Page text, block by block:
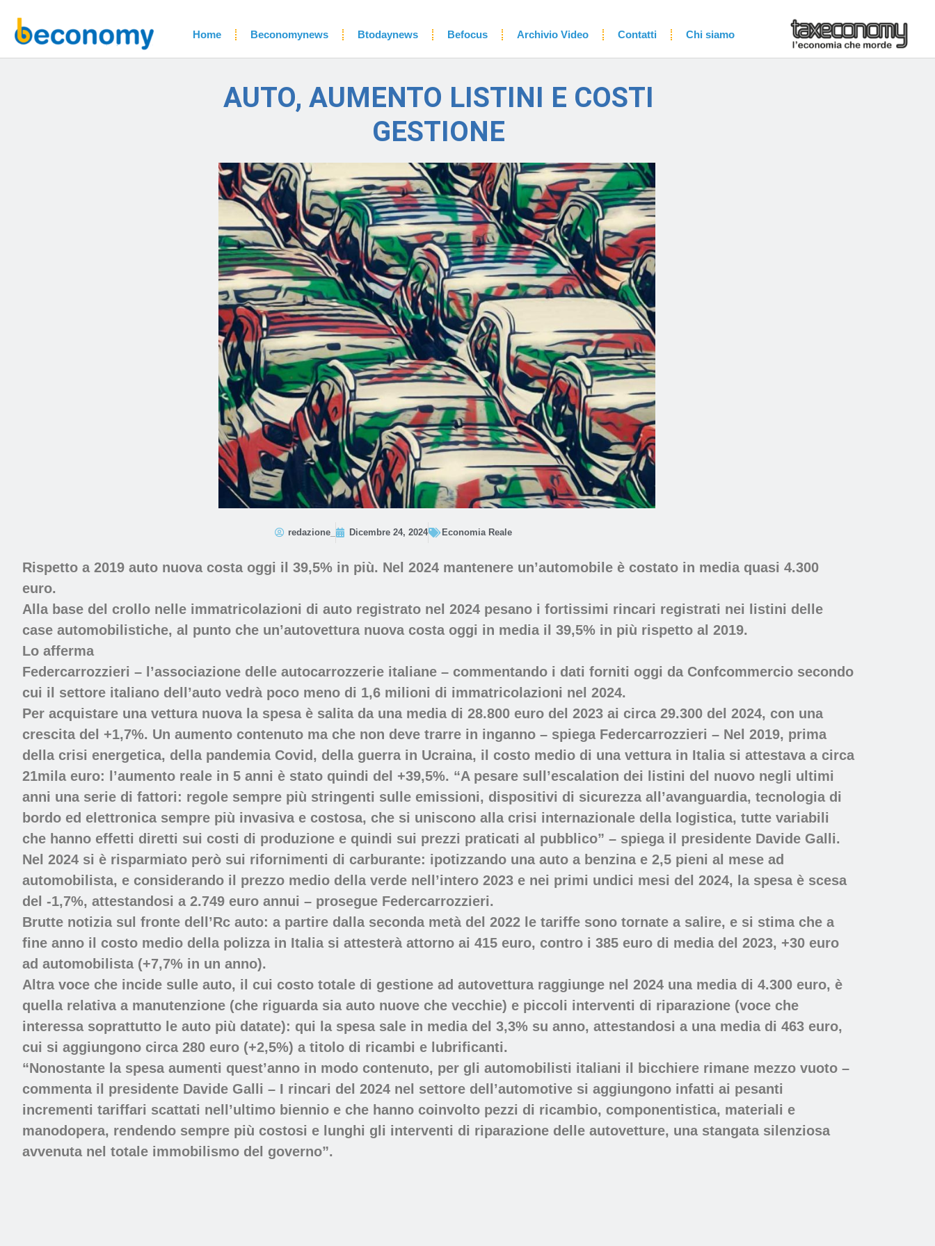
Home Beconomynews Btodaynews Befocus Archivio Video Contatti Chi siamo
AUTO, AUMENTO LISTINI E COSTI
GESTIONE
redazione_ Dicembre 24, 2024 Economia Reale
Rispetto a 2019 auto nuova costa oggi il 39,5% in più. Nel 2024 mantenere un’automobile è costato in media quasi 4.300
euro.
Alla base del crollo nelle immatricolazioni di auto registrato nel 2024 pesano i fortissimi rincari registrati nei listini delle
case automobilistiche, al punto che un’autovettura nuova costa oggi in media il 39,5% in più rispetto al 2019.
Lo afferma
Federcarrozzieri – l’associazione delle autocarrozzerie italiane – commentando i dati forniti oggi da Confcommercio secondo
cui il settore italiano dell’auto vedrà poco meno di 1,6 milioni di immatricolazioni nel 2024.
Per acquistare una vettura nuova la spesa è salita da una media di 28.800 euro del 2023 ai circa 29.300 del 2024, con una
crescita del +1,7%. Un aumento contenuto ma che non deve trarre in inganno – spiega Federcarrozzieri – Nel 2019, prima
della crisi energetica, della pandemia Covid, della guerra in Ucraina, il costo medio di una vettura in Italia si attestava a circa
21mila euro: l’aumento reale in 5 anni è stato quindi del +39,5%. “A pesare sull’escalation dei listini del nuovo negli ultimi
anni una serie di fattori: regole sempre più stringenti sulle emissioni, dispositivi di sicurezza all’avanguardia, tecnologia di
bordo ed elettronica sempre più invasiva e costosa, che si uniscono alla crisi internazionale della logistica, tutte variabili
che hanno effetti diretti sui costi di produzione e quindi sui prezzi praticati al pubblico” – spiega il presidente Davide Galli.
Nel 2024 si è risparmiato però sui rifornimenti di carburante: ipotizzando una auto a benzina e 2,5 pieni al mese ad
automobilista, e considerando il prezzo medio della verde nell’intero 2023 e nei primi undici mesi del 2024, la spesa è scesa
del -1,7%, attestandosi a 2.749 euro annui – prosegue Federcarrozzieri.
Brutte notizia sul fronte dell’Rc auto: a partire dalla seconda metà del 2022 le tariffe sono tornate a salire, e si stima che a
fine anno il costo medio della polizza in Italia si attesterà attorno ai 415 euro, contro i 385 euro di media del 2023, +30 euro
ad automobilista (+7,7% in un anno).
Altra voce che incide sulle auto, il cui costo totale di gestione ad autovettura raggiunge nel 2024 una media di 4.300 euro, è
quella relativa a manutenzione (che riguarda sia auto nuove che vecchie) e piccoli interventi di riparazione (voce che
interessa soprattutto le auto più datate): qui la spesa sale in media del 3,3% su anno, attestandosi a una media di 463 euro,
cui si aggiungono circa 280 euro (+2,5%) a titolo di ricambi e lubrificanti.
“Nonostante la spesa aumenti quest’anno in modo contenuto, per gli automobilisti italiani il bicchiere rimane mezzo vuoto –
commenta il presidente Davide Galli – I rincari del 2024 nel settore dell’automotive si aggiungono infatti ai pesanti
incrementi tariffari scattati nell’ultimo biennio e che hanno coinvolto pezzi di ricambio, componentistica, materiali e
manodopera, rendendo sempre più costosi e lunghi gli interventi di riparazione delle autovetture, una stangata silenziosa
avvenuta nel totale immobilismo del governo”.